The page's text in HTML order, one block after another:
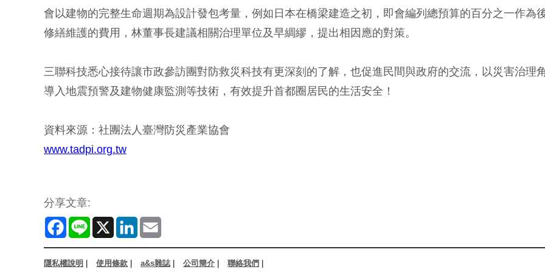
會以建物的完整生命週期為設計發包考量，例如日本在橋梁建造之初，即會編列總預算的百分之一作為
修繕維護的費用，林董事長建議相關治理單位及早綢繆，提出相因應的對策。
三聯科技悉心接待讓市政參訪團對防救災科技有更深刻的了解，也促進民間與政府的交流，以災害治理
導入地震預警及建物健康監測等技術，有效提升首都圈居民的生活安全！
資料來源：社團法人臺灣防災產業協會
www.tadpi.org.tw
分享文章:
Facebook
Line X LinkedIn
隱私權說明 使用條款 a&s雜誌| 公司簡介 聯絡我們